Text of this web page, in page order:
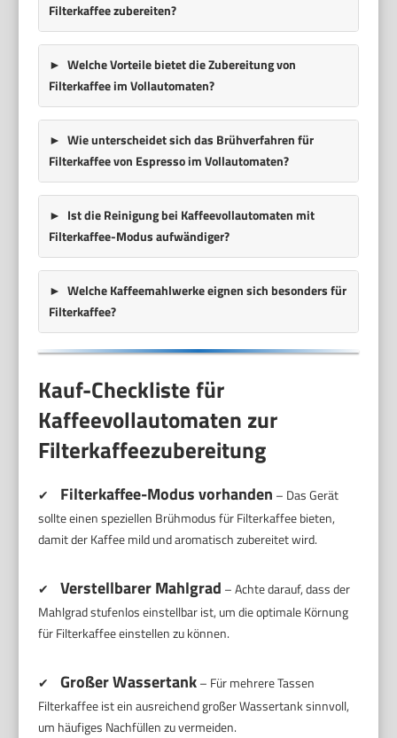
Filterkaffee zubereiten?
Welche Vorteile bietet die Zubereitung von
Filterkaffee im Vollautomaten?
Wie unterscheidet sich das Brühverfahren für
Filterkaffee von Espresso im Vollautomaten?
Ist die Reinigung bei Kaffeevollautomaten mit
Filterkaffee-Modus aufwändiger?
Welche Kaffeemahlwerke eignen sich besonders für
Filterkaffee?
Kauf-Checkliste für
Kaffeevollautomaten zur
Filterkaffeezubereitung
✔ Filterkaffee-Modus vorhanden – Das Gerät
sollte einen speziellen Brühmodus für Filterkaffee bieten,
damit der Kaffee mild und aromatisch zubereitet wird.
✔ Verstellbarer Mahlgrad – Achte darauf, dass der
Mahlgrad stufenlos einstellbar ist, um die optimale Körnung
für Filterkaffee einstellen zu können.
✔ Großer Wassertank– Für mehrere Tassen
Filterkaffee ist ein ausreichend großer Wassertank sinnvoll,
um häufiges Nachfüllen zu vermeiden.